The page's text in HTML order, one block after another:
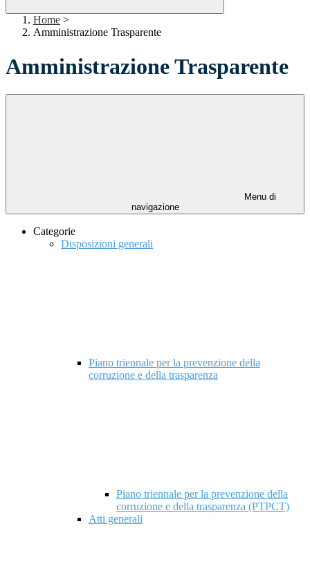
Home >
Amministrazione Trasparente
Amministrazione Trasparente
Menu di
navigazione
Categorie
Disposizioni generali
Piano triennale per la prevenzione della
corruzione e della trasparenza
Piano triennale per la prevenzione della
corruzione e della trasparenza (PTPCT)
Atti generali